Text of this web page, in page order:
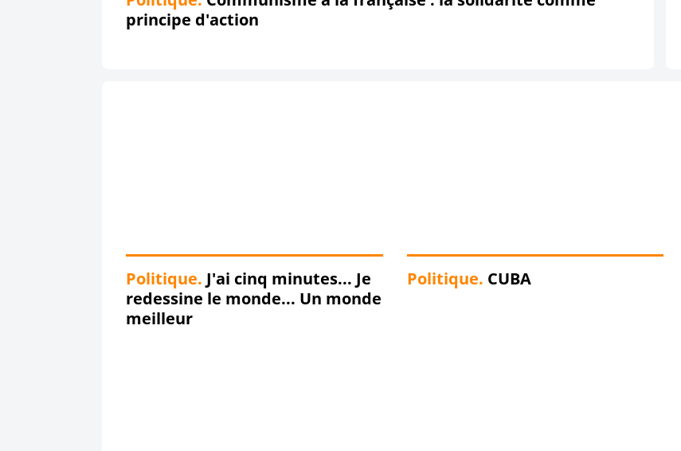
principe d'action
Politique. J'ai cinq minutes... Je
redessine le monde... Un monde
meilleur
Politique. CUBA